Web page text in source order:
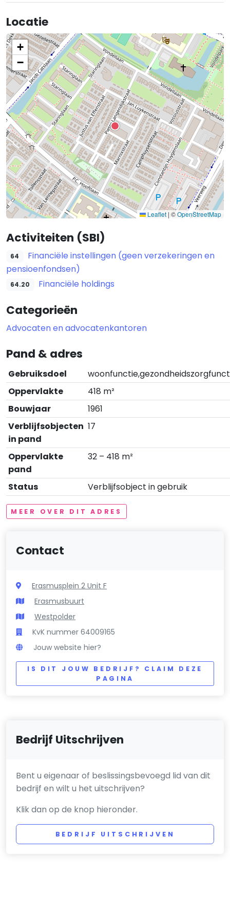
Locatie
+
−
Leaflet | ©OpenStreetMap
Activiteiten (SBI)
64
Financiële instellingen (geen verzekeringen en
pensioenfondsen)
64.20 Financiële holdings
Categorieën
Advocaten en advocatenkantoren
Pand & adres
Gebruiksdoel
Oppervlakte
418 m²
Bouwjaar
1961
Verblijfsobjecten
in pand
17
Oppervlakte
pand
32 – 418 m²
Status Verblijfsobject in gebruik
MEER OVER DIT ADRES
Contact
Erasmusplein 2 Unit F
Erasmusbuurt
Westpolder
KvK nummer 64009165
Jouw website hier?
IS DIT JOUW BEDRIJF? CLAIM DEZE
PAGINA
Bedrijf Uitschrijven
Bent u eigenaar of beslissingsbevoegd lid van dit
bedrijf en wilt u het uitschrijven?
Klik dan op de knop hieronder.
BEDRIJF UITSCHRIJVEN